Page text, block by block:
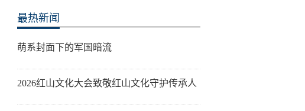
最热新闻
萌系封面下的军国暗流
2026红山文化大会致敬红山文化守护传承人